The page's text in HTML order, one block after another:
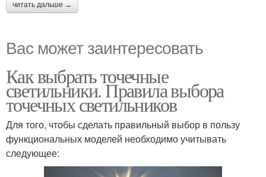
читать дальше →
Вас может заинтересовать
Как выбрать точечные
светильники. Правила выбора
точечных светильников
Для того, чтобы сделать правильный выбор в пользу
функциональных моделей необходимо учитывать
следующее: